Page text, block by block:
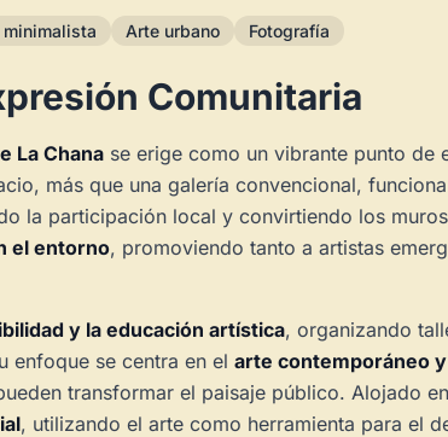
Arte urbano Fotografía
Comunitaria
La Chana se erige como un vibrante punto de
más que una galería convencional,
la participación local y convirtiendo los
el entorno, promoviendo tanto a artistas
y la educación artística, organizando
enfoque se centra en el arte contemporáneo
transformar el paisaje público. Alojado
, utilizando el arte como herramienta para el